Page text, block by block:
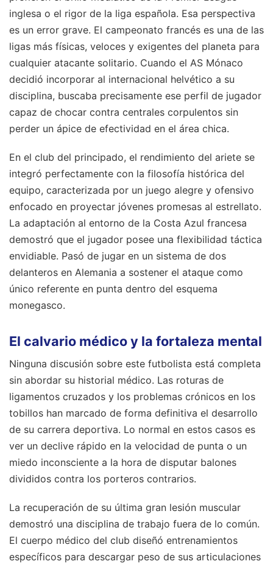
inglesa o el rigor de la liga española. Esa perspectiva
es un error grave. El campeonato francés es una de las
ligas más físicas, veloces y exigentes del planeta para
cualquier atacante solitario. Cuando el AS Mónaco
decidió incorporar al internacional helvético a su
disciplina, buscaba precisamente ese perfil de jugador
capaz de chocar contra centrales corpulentos sin
perder un ápice de efectividad en el área chica.
En el club del principado, el rendimiento del ariete se
integró perfectamente con la filosofía histórica del
equipo, caracterizada por un juego alegre y ofensivo
enfocado en proyectar jóvenes promesas al estrellato.
La adaptación al entorno de la Costa Azul francesa
demostró que el jugador posee una flexibilidad táctica
envidiable. Pasó de jugar en un sistema de dos
delanteros en Alemania a sostener el ataque como
único referente en punta dentro del esquema
monegasco.
El calvario médico y la fortaleza mental
Ninguna discusión sobre este futbolista está completa
sin abordar su historial médico. Las roturas de
ligamentos cruzados y los problemas crónicos en los
tobillos han marcado de forma definitiva el desarrollo
de su carrera deportiva. Lo normal en estos casos es
ver un declive rápido en la velocidad de punta o un
miedo inconsciente a la hora de disputar balones
divididos contra los porteros contrarios.
La recuperación de su última gran lesión muscular
demostró una disciplina de trabajo fuera de lo común.
El cuerpo médico del club diseñó entrenamientos
específicos para descargar peso de sus articulaciones